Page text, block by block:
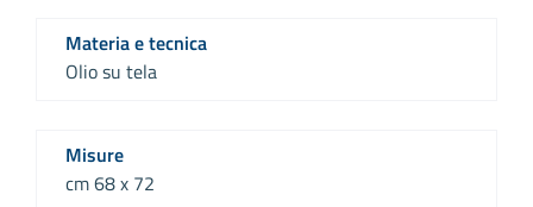
Materia e tecnica
Olio su tela
Misure
cm 68 x 72